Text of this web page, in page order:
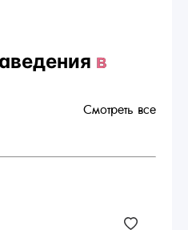
в
Смотреть все